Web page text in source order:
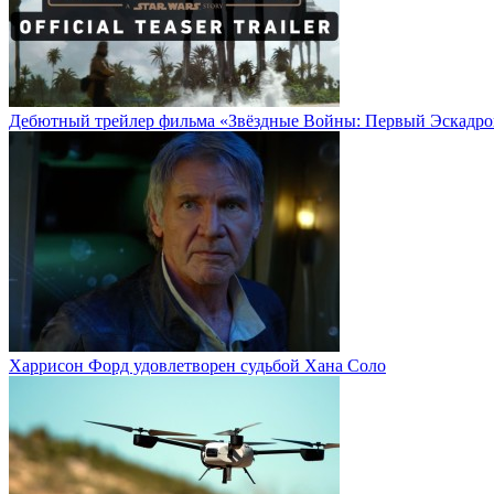
Дебютный трейлер фильма «Звёздные Войны: Первый
Харрисон Форд удовлетворен судьбой Хана Соло